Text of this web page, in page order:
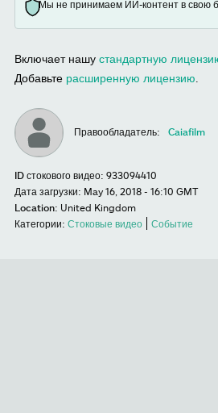
Мы не принимаем ИИ-контент в свою
Включает нашу стандартную
Добавьте расширенную лицензию
Правообладатель: Caiafilm
ID стокового видео: 933094410
Дата загрузки: May 16, 2018 - 16:10 GMT
Location: United Kingdom
Категории: Стоковые видео Событие